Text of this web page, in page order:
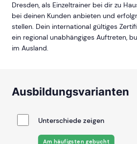
Dresden, als Einzeltrainer bei dir zu
bei deinen Kunden anbieten und
stellen. Dein international gültiges
ein regional unabhängiges Auftreten,
im Ausland.
Ausbildungsvarianten
Unterschiede zeigen
Am häufigsten gebucht